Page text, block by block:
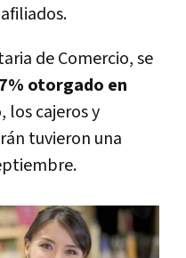
de Comercio, se
otorgado en
los cajeros y
tuvieron una